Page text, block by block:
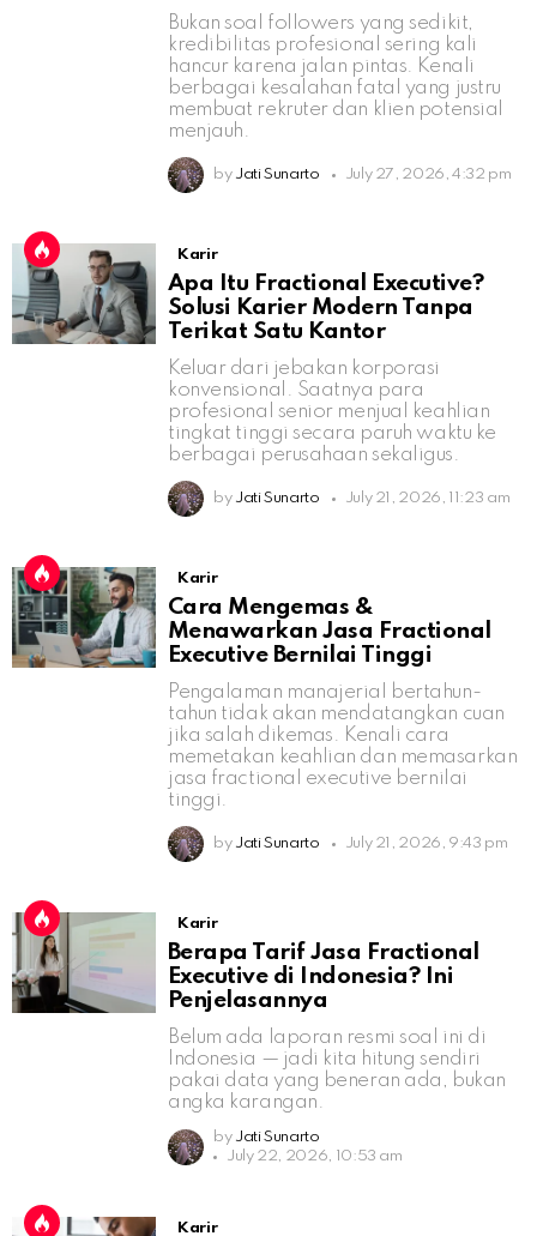
Bukan soal followers yang sedikit,
kredibilitas profesional sering kali
hancur karena jalan pintas. Kenali
berbagai kesalahan fatal yang justru
membuat rekruter dan klien potensial
menjauh.
by Jati Sunarto July 27, 2026, 4:32 pm
Karir
Apa Itu Fractional Executive?
Solusi Karier Modern Tanpa
Terikat Satu Kantor
Keluar dari jebakan korporasi
konvensional. Saatnya para
profesional senior menjual keahlian
tingkat tinggi secara paruh waktu ke
berbagai perusahaan sekaligus.
by Jati Sunarto July 21, 2026, 11:23 am
Karir
Cara Mengemas &
Menawarkan Jasa Fractional
Executive Bernilai Tinggi
Pengalaman manajerial bertahun-
tahun tidak akan mendatangkan cuan
jika salah dikemas. Kenali cara
memetakan keahlian dan memasarkan
jasa fractional executive bernilai
tinggi.
by Jati Sunarto July 21, 2026, 9:43 pm
Karir
Berapa Tarif Jasa Fractional
Executive di Indonesia? Ini
Penjelasannya
Belum ada laporan resmi soal ini di
Indonesia — jadi kita hitung sendiri
pakai data yang beneran ada, bukan
angka karangan.
by Jati Sunarto
July 22, 2026, 10:53 am
Karir